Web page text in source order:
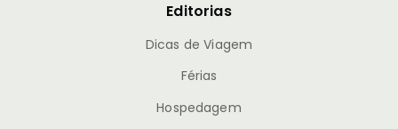
Editorias
Dicas de Viagem
Férias
Hospedagem